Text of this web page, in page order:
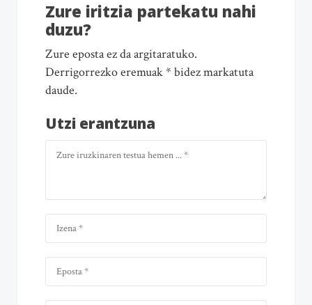
Zure iritzia partekatu nahi
duzu?
Zure eposta ez da argitaratuko.
Derrigorrezko eremuak * bidez markatuta
daude.
Utzi erantzuna